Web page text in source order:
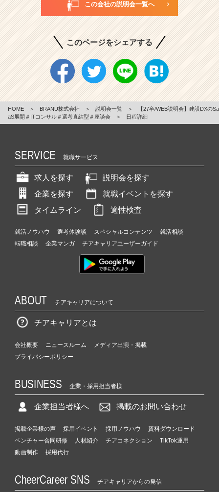
この会社の説明会一覧へ
このページをシェアする
HOME ＞ BRANU株式会社 ＞ 説明会一覧 ＞
【27卒/WEB説明会】建設DXのSa
aS展開＃ITコンサル＃選考直結型＃座談会
＞ 日程詳細
SERVICE 就職サービス
求人を探す
説明会を探す
企業を探す
就職イベントを探す
タイムライン
適性検査
就活ノウハウ 選考体験談 スペシャルコンテンツ
就活相談
転職相談
企業マンガ チアキャリアユーザーガイド
ABOUT チアキャリアについて
チアキャリアとは
会社概要 ニュースルーム
メディア出演・掲載
プライバシーポリシー
BUSINESS 企業・採用担当者様
企業担当者様へ 掲載のお問い合わせ
掲載企業様の声 採用イベント 採用ノウハウ
資料ダウンロード
ベンチャー合同研修
人材紹介 チアコネクション
TikTok運用
動画制作
採用代行
CheerCareer SNS チアキャリアからの発信